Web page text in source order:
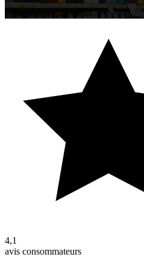
Commerces spécialisés
4,1
avis consommateurs